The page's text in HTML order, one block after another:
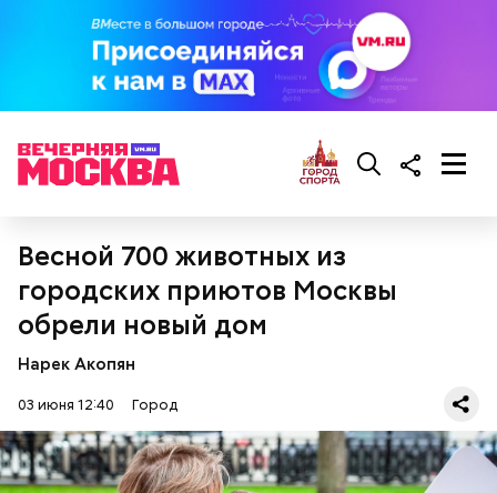
Весной 700 животных из
городских приютов Москвы
обрели новый дом
Нарек Акопян
03 июня 12:40 Город
Ювелирная точность